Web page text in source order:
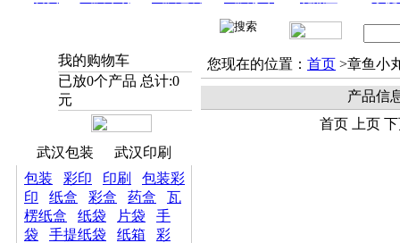
我的购物车
已放0个产品 总计:0
元
武汉包装
武汉印刷
包装
彩印 印刷
包装彩
印
纸盒 彩盒 药盒
瓦
楞纸盒
纸袋 片袋
手
袋
手提纸袋 纸箱
彩
您现在的位置： 首页 >章鱼小
产品信
首页 上页